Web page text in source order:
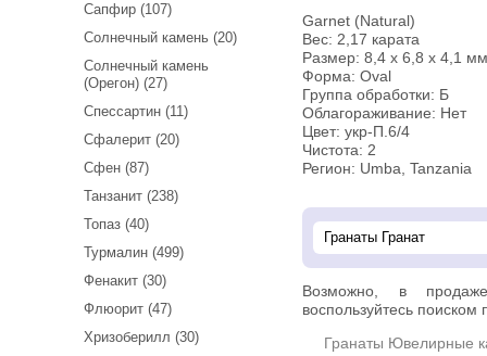
Сапфир (107)
Солнечный камень (20)
Солнечный камень
(Орегон) (27)
Спессартин (11)
Сфалерит (20)
Сфен (87)
Танзанит (238)
Топаз (40)
Турмалин (499)
Фенакит (30)
Флюорит (47)
Хризоберилл (30)
Garnet (Natural)
Вес: 2,17 карата
Размер: 8,4 х 6,8 х 4,1 мм
Форма: Oval
Группа обработки: Б
Облагораживание: Нет
Цвет: укр-П.6/4
Чистота: 2
Регион: Umba, Tanzania
Возможно, в
воспользуйтесь поиском
Гранаты Ювелирные